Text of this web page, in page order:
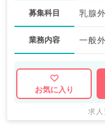
募集科目 乳腺
業務内容 一般
お気に入り
求